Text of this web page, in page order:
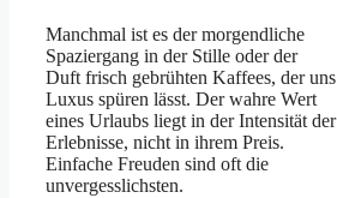
Manchmal ist es der morgendliche
Spaziergang in der Stille oder der
Duft frisch gebrühten Kaffees, der uns
Luxus spüren lässt. Der wahre Wert
eines Urlaubs liegt in der Intensität der
Erlebnisse, nicht in ihrem Preis.
Einfache Freuden sind oft die
unvergesslichsten.